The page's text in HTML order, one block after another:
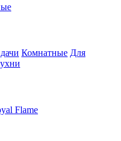
Комнатные Для
Flame